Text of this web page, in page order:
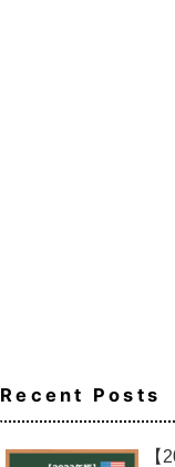
Recent Posts
【